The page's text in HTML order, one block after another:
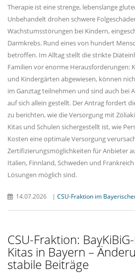
Therapie ist eine strenge, lebenslange
Unbehandelt drohen schwere
Wachstumsstörungen bei Kindern,
Darmkrebs. Rund eines von hundert
betroffen. Im Alltag stellt die strikte
Familien vor enorme Herausforderungen:
und Kindergärten abgewiesen, können
im Ganztag teilnehmen und sind auch bei
auf sich allein gestellt. Der Antrag fordert
zu berichten, wie die Versorgung mit
Kitas und Schulen sichergestellt ist, wie
Kosten eine optimale Versorgung
Zertifizierungsmöglichkeiten für Anbieter
Italien, Finnland, Schweden und
Lösungen möglich sind.
14.07.2026 | CSU-Fraktion im
CSU-Fraktion:
Kitas in Bayern –
stabile Beiträge